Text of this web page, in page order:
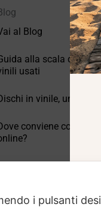
al Blog
alla scala di
usati
in vinile, un po’ di
conviene comprare
i pulsanti